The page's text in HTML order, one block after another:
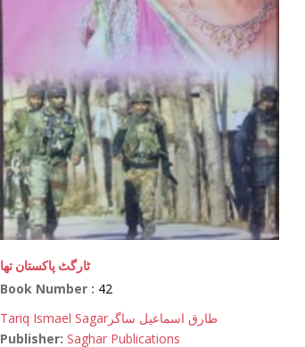
ٹارگٹ پاکستان تھا
Book Number : 42
Tariq Ismael Sagar طارق اسماعیل ساگر
Publisher: Saghar Publications